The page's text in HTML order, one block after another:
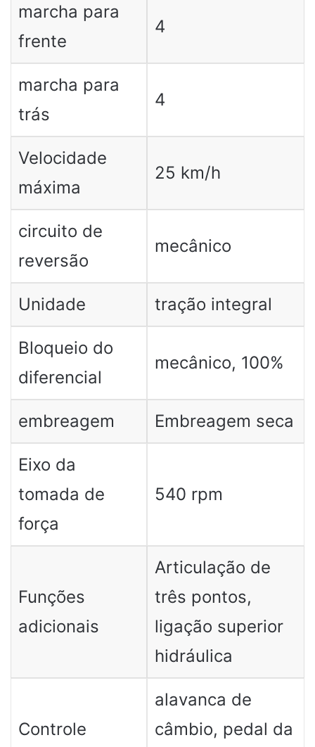
marcha para
frente
4
marcha para
trás
4
Velocidade
máxima
25 km/h
circuito de
reversão
mecânico
Unidade tração integral
Bloqueio do
diferencial
mecânico, 100%
embreagem Embreagem seca
Eixo da
tomada de
força
540 rpm
Funções
adicionais
Articulação de
três pontos,
ligação superior
hidráulica
Controle
alavanca de
câmbio, pedal da